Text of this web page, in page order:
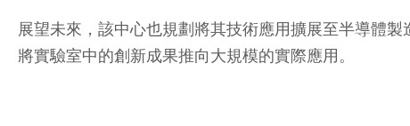
展望未來，該中心也規劃將其技術應用擴展至半導體
將實驗室中的創新成果推向大規模的實際應用。